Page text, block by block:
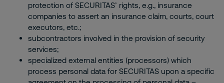
protection of SECURITAS’ rights, e.g., insurance
companies to assert an insurance claim, courts, court
executors, etc.;
subcontractors involved in the provision of security
services;
specialized external entities (processors) which
process personal data for SECURITAS upon a specific